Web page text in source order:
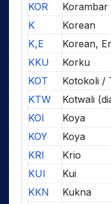
KOR
Korambar
K
Korean
K,E
Korean,
KKU
Korku
KOT
Kotokoli /
KTW
Kotwali
KOI
Koya
KOY
Koya
KRI
Krio
KUI
Kui
KKN
Kukna